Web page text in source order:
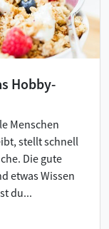
Hobby-
Menschen
stellt schnell
Die gute
etwas Wissen
du...